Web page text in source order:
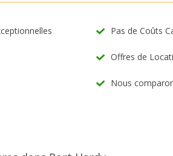
Pas de Coûts
Offres de
Nous